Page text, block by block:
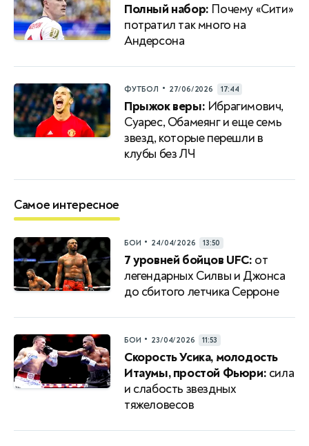
Полный набор: Почему «Сити»
потратил так много на
Андерсона
ФУТБОЛ • 27/06/2026 17:44
Прыжок веры: Ибрагимович,
Суарес, Обамеянг и еще семь
звезд, которые перешли в
клубы без ЛЧ
Самое интересное
БОИ • 24/04/2026 13:50
7 уровней бойцов UFC: от
легендарных Силвы и Джонса
до сбитого летчика Серроне
БОИ • 23/04/2026 11:53
Скорость Усика, молодость
Итаумы, простой Фьюри: сила
и слабость звездных
тяжеловесов